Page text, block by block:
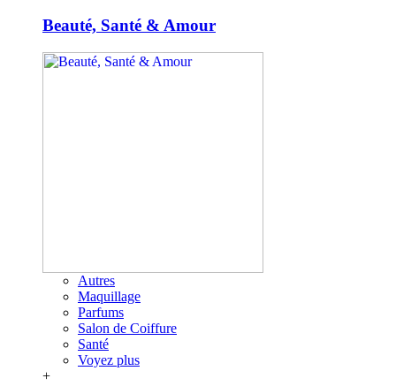
Beauté, Santé & Amour
Autres
Maquillage
Parfums
Salon de Coiffure
Santé
Voyez plus
+